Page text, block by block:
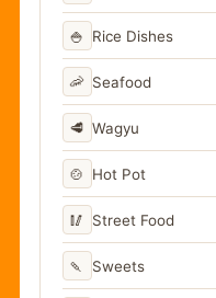
🍚 Rice Dishes
🦐 Seafood
🥩 Wagyu
🍲 Hot Pot
🥢 Street Food
🍡 Sweets